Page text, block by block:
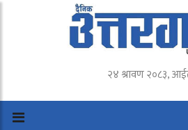
२४ श्रावण २०८३,